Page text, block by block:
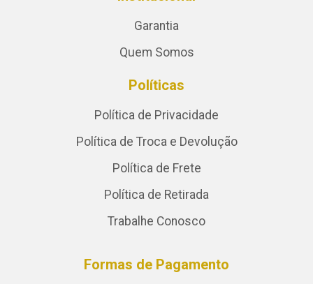
Garantia
Quem Somos
Políticas
Política de Privacidade
Política de Troca e Devolução
Política de Frete
Política de Retirada
Trabalhe Conosco
Formas de Pagamento